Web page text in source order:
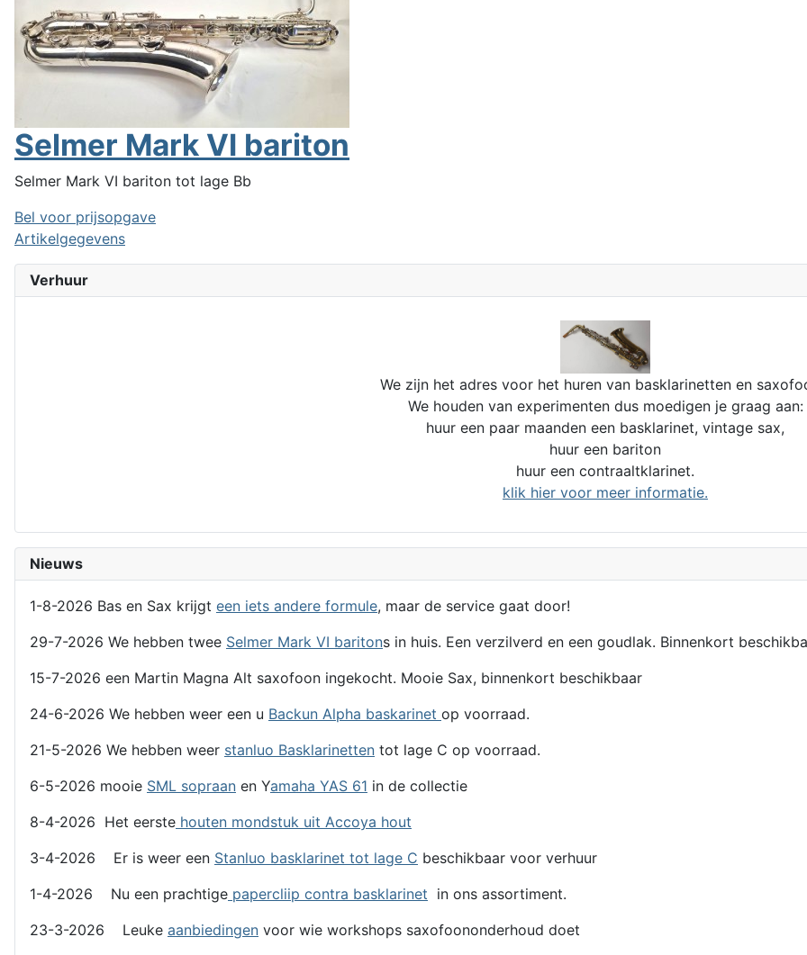
Verhuur
We zijn het adres voor het huren van basklarinetten en
We houden van experimenten dus moedigen je graag aan:
huur een paar maanden een basklarinet, vintage sax,
huur een bariton
huur een contraaltklarinet.
klik hier voor meer informatie.
Nieuws
1-8-2026 Bas en Sax krijgt een iets andere formule, maar de service gaat door!
29-7-2026 We hebben twee Selmer Mark VI baritons in huis. Een verzilverd en een goudlak. Binnenkort
15-7-2026 een Martin Magna Alt saxofoon ingekocht. Mooie Sax, binnenkort beschikbaar
24-6-2026 We hebben weer een u Backun Alpha baskarinet op voorraad.
21-5-2026 We hebben weer stanluo Basklarinetten tot lage C op voorraad.
6-5-2026 mooie SML sopraan en Yamaha YAS 61 in de collectie
8-4-2026 Het eerste houten mondstuk uit Accoya hout
3-4-2026 Er is weer een Stanluo basklarinet tot lage C beschikbaar voor verhuur
1-4-2026 Nu een prachtige papercliip contra basklarinet in ons assortiment.
23-3-2026 Leuke aanbiedingen voor wie workshops saxofoononderhoud doet
Selmer Mark VI bariton
Selmer Mark VI bariton tot lage Bb
Bel voor prijsopgave
Artikelgegevens